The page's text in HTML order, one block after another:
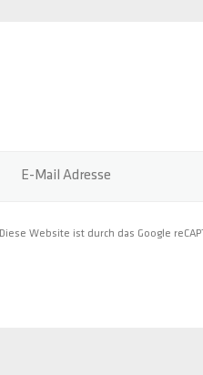
E-Mail Adresse
Diese Website ist durch das Google